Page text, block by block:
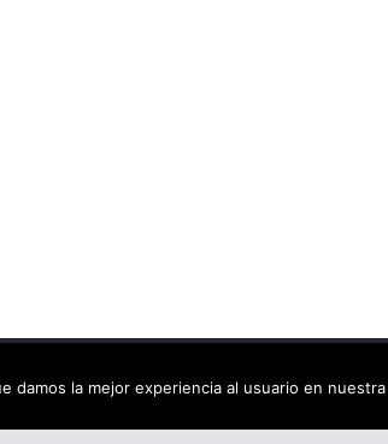
biblioteca virtual
. Todos los derechos
damos la mejor experiencia al usuario en